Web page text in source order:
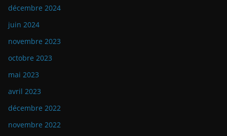
décembre 2024
juin 2024
novembre 2023
octobre 2023
mai 2023
avril 2023
décembre 2022
novembre 2022